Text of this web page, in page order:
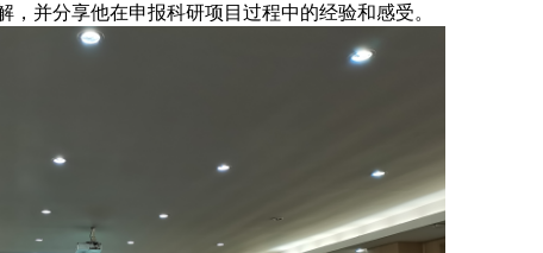
并分享他在申报科研项目过程中的经验和感受。